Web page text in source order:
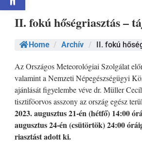
II. fokú hőségriasztás –
Home / Archív / II. fokú
Az Országos Meteorológiai Szolgálat
valamint a Nemzeti Népegészségügyi
ajánlását figyelembe véve dr. Müller
tisztiföorvos asszony az ország egész
2023. augusztus 21-én (hétfő) 14:00
augusztus 24-én (csütörtök) 24:00
riasztást adott ki.